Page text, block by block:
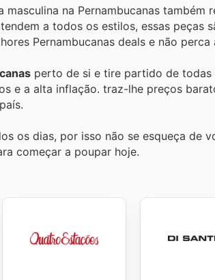
masculina na Pernambucanas
a todos os estilos, essas peças
Pernambucanas deals e não perca
perto de si e tire partido de todas
e a alta inflação. traz-lhe preços
os dias, por isso não se esqueça de
começar a poupar hoje.